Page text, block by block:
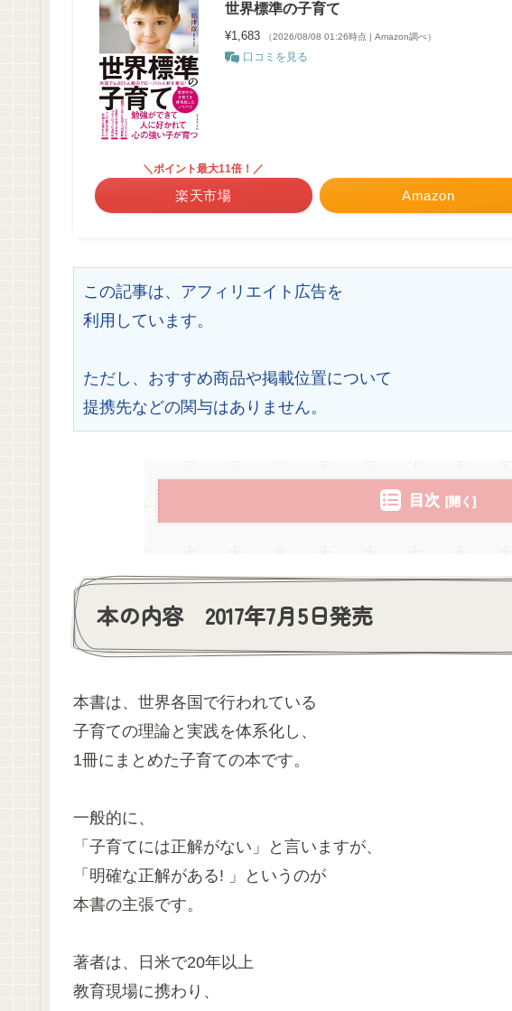
世界標準の子育て
¥1,683 （2026/08/08 01:26時点 | Amazon調べ）
口コミを見る
Amazon
＼ポイント最大11倍！／
楽天市場
この記事は、アフィリエイト広告を
利用しています。
ただし、おすすめ商品や掲載位置について
提携先などの関与はありません。
目次
本の内容 2017年7月5日発売
本書は、世界各国で行われている
子育ての理論と実践を体系化し、
1冊にまとめた子育ての本です。
一般的に、
「子育てには正解がない」と言いますが、
「明確な正解がある! 」というのが
本書の主張です。
著者は、日米で20年以上
教育現場に携わり、